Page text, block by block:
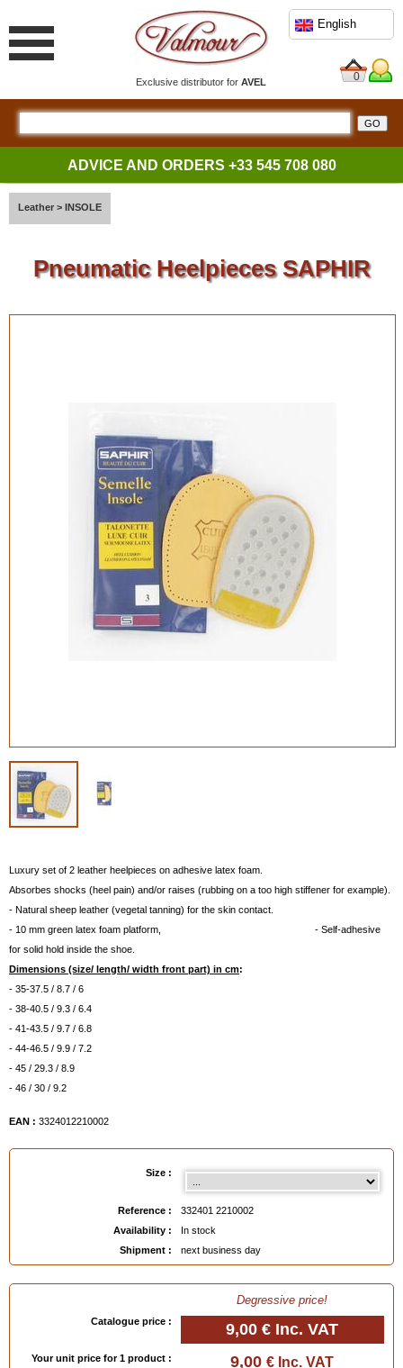
Exclusive distributor forAVEL
English
0
ADVICE AND ORDERS +33 545 708 080
Leather > INSOLE
Pneumatic Heelpieces SAPHIR
Luxury set of 2 leather heelpieces on adhesive latex foam.
Absorbes shocks (heel pain) and/or raises (rubbing on a too high stiffener for example).
- Natural sheep leather (vegetal tanning) for the skin contact.
- 10 mm green latex foam platform, - Self-adhesive
for solid hold inside the shoe.
Dimensions (size/ length/ width front part) in cm:
- 35-37.5 / 8.7 / 6
- 38-40.5 / 9.3 / 6.4
- 41-43.5 / 9.7 / 6.8
- 44-46.5 / 9.9 / 7.2
- 45 / 29.3 / 8.9
- 46 / 30 / 9.2
EAN : 3324012210002
Size :
Reference :
332401 2210002
Availability :
In stock
Shipment :
next business day
Degressive price!
Catalogue price : 9,00 € Inc. VAT
Your unit price for 1 product : 9,00 € Inc. VAT